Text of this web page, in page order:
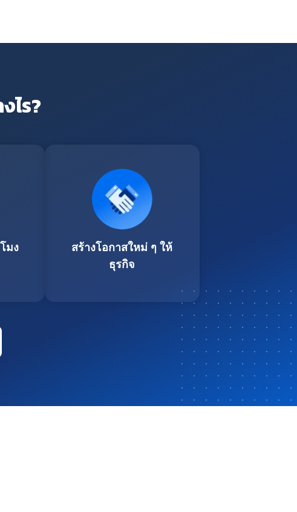
ไร?
มง
สร้างโอกาสใหม่ ๆ ให้
ธุรกิจ